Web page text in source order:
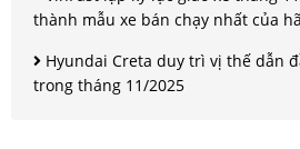
thành mẫu xe bán chạy nhất của
Hyundai Creta duy trì vị thế dẫn
trong tháng 11/2025